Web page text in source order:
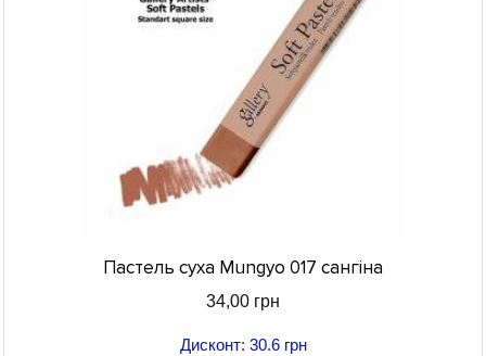
Пастель суха Mungyo 017 сангіна
34,00 грн
Дисконт: 30.6 грн